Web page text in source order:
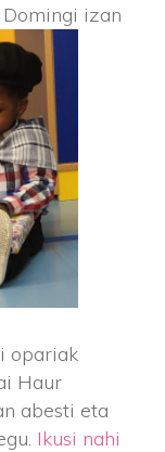
ngi izan
opariak
Haur
abesti eta
Ikusi nahi